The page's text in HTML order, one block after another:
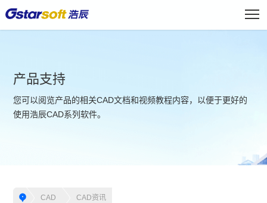
产品支持
您可以阅览产品的相关CAD文档和视频教程内容，以便于更好的
使用浩辰CAD系列软件。
CAD CAD资讯